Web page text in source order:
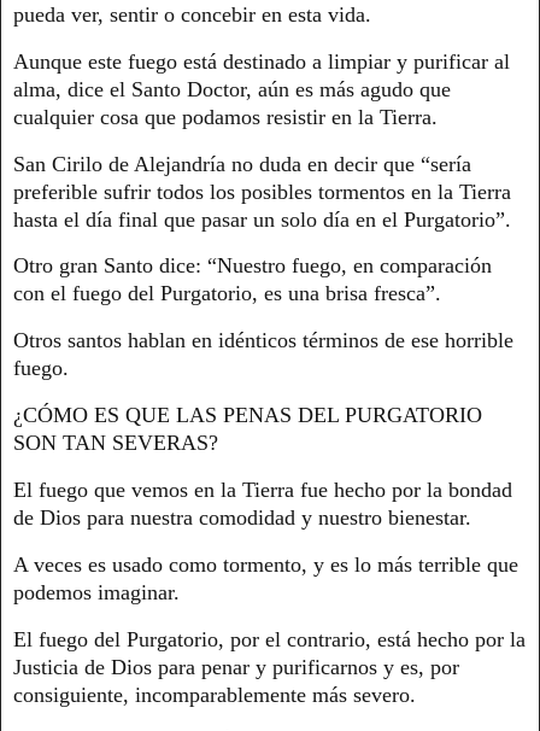
pueda ver, sentir o concebir en esta vida.
Aunque este fuego está destinado a limpiar y purificar al
alma, dice el Santo Doctor, aún es más agudo que
cualquier cosa que podamos resistir en la Tierra.
San Cirilo de Alejandría no duda en decir que “sería
preferible sufrir todos los posibles tormentos en la Tierra
hasta el día final que pasar un solo día en el Purgatorio”.
Otro gran Santo dice: “Nuestro fuego, en comparación
con el fuego del Purgatorio, es una brisa fresca”.
Otros santos hablan en idénticos términos de ese horrible
fuego.
¿CÓMO ES QUE LAS PENAS DEL PURGATORIO
SON TAN SEVERAS?
El fuego que vemos en la Tierra fue hecho por la bondad
de Dios para nuestra comodidad y nuestro bienestar.
A veces es usado como tormento, y es lo más terrible que
podemos imaginar.
El fuego del Purgatorio, por el contrario, está hecho por la
Justicia de Dios para penar y purificarnos y es, por
consiguiente, incomparablemente más severo.